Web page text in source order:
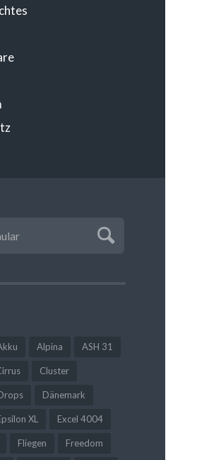
Alpina ASH 31
Cluster
Dänemark
XL Excel 4004
Fliegen Freedom